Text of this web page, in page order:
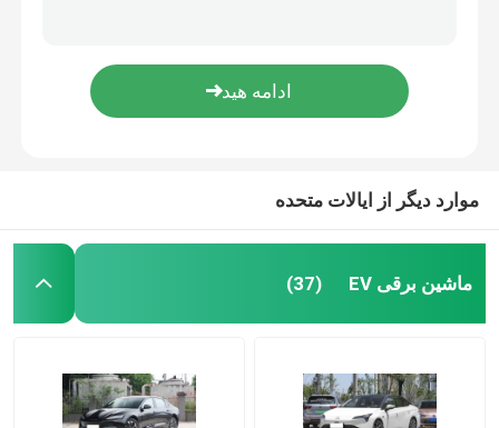
ماشین الکتریکی SUV
مینی ماشین برقی
ماشین برقی وانت
موارد دیگر از ایالات متحده
ماشین برقی EV (37)